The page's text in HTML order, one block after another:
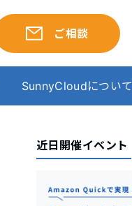
ご相談
SunnyCloudについて
近日開催イベント